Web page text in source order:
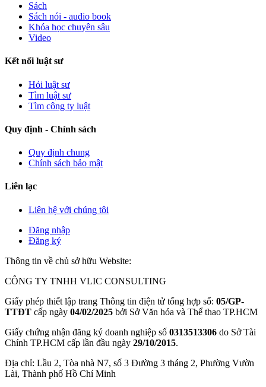
Sách
Sách nói - audio book
Khóa học chuyên sâu
Video
Kết nối luật sư
Hỏi luật sư
Tìm luật sư
Tìm công ty luật
Quy định - Chính sách
Quy định chung
Chính sách bảo mật
Liên lạc
Liên hệ với chúng tôi
Đăng nhập
Đăng ký
Thông tin về chủ sở hữu Website:
CÔNG TY TNHH VLIC CONSULTING
Giấy phép thiết lập trang Thông tin điện tử tổng hợp số: 05/GP-
TTĐT cấp ngày 04/02/2025 bởi Sở Văn hóa và Thể thao TP.HCM
Giấy chứng nhận đăng ký doanh nghiệp số 0313513306 do Sở Tài
Chính TP.HCM cấp lần đầu ngày 29/10/2015.
Địa chỉ: Lầu 2, Tòa nhà N7, số 3 Đường 3 tháng 2, Phường Vườn
Lài, Thành phố Hồ Chí Minh